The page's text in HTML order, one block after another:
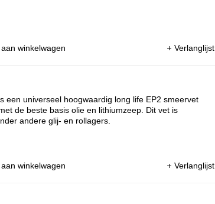
winkelwagen Verlanglijst
een universeel hoogwaardig long life EP2 smeervet
de beste basis olie en lithiumzeep. Dit vet is
andere glij- en rollagers.
winkelwagen Verlanglijst